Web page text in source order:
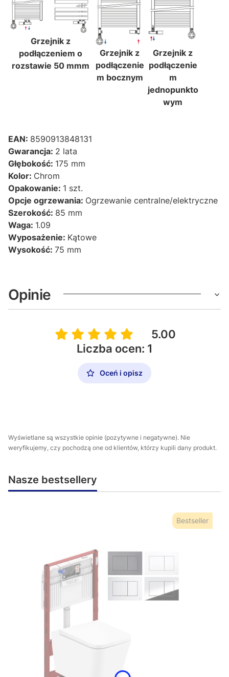
Grzejnik z
podłączeniem o
rozstawie 50 mmm
Grzejnik z
podłączenie
m bocznym
Grzejnik z
podłączenie
m
jednopunkto
wym
EAN: 8590913848131
Gwarancja: 2 lata
Głębokość: 175 mm
Kolor: Chrom
Opakowanie: 1 szt.
Opcje ogrzewania: Ogrzewanie centralne/elektryczne
Szerokość: 85 mm
Waga: 1.09
Wyposażenie: Kątowe
Wysokość: 75 mm
Opinie
5.00
Liczba ocen: 1
Oceń i opisz
Wyświetlane są wszystkie opinie (pozytywne i negatywne). Nie
weryfikujemy, czy pochodzą one od klientów, którzy kupili dany produkt.
Nasze bestsellery
Bestseller